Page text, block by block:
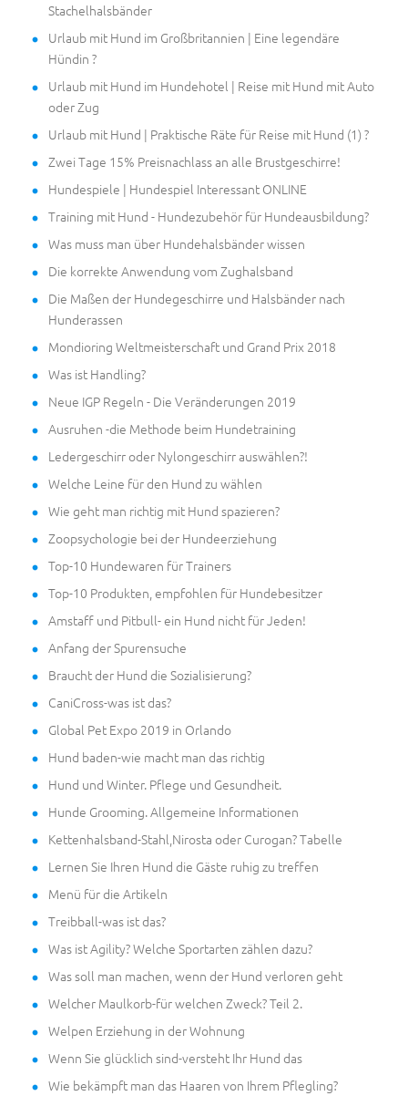
Stachelhalsbänder
Urlaub mit Hund im Großbritannien | Eine legendäre
Hündin ?
Urlaub mit Hund im Hundehotel | Reise mit Hund mit Auto
oder Zug
Urlaub mit Hund | Praktische Räte für Reise mit Hund (1) ?
Zwei Tage 15% Preisnachlass an alle Brustgeschirre!
Hundespiele | Hundespiel Interessant ONLINE
Training mit Hund - Hundezubehör für Hundeausbildung?
Was muss man über Hundehalsbänder wissen
Die korrekte Anwendung vom Zughalsband
Die Maßen der Hundegeschirre und Halsbänder nach
Hunderassen
Mondioring Weltmeisterschaft und Grand Prix 2018
Was ist Handling?
Neue IGP Regeln - Die Veränderungen 2019
Ausruhen -die Methode beim Hundetraining
Ledergeschirr oder Nylongeschirr auswählen?!
Welche Leine für den Hund zu wählen
Wie geht man richtig mit Hund spazieren?
Zoopsychologie bei der Hundeerziehung
Top-10 Hundewaren für Trainers
Top-10 Produkten, empfohlen für Hundebesitzer
Amstaff und Pitbull- ein Hund nicht für Jeden!
Anfang der Spurensuche
Braucht der Hund die Sozialisierung?
CaniCross-was ist das?
Global Pet Expo 2019 in Orlando
Hund baden-wie macht man das richtig
Hund und Winter. Pflege und Gesundheit.
Hunde Grooming. Allgemeine Informationen
Kettenhalsband-Stahl,Nirosta oder Curogan? Tabelle
Lernen Sie Ihren Hund die Gäste ruhig zu treffen
Menü für die Artikeln
Treibball-was ist das?
Was ist Agility? Welche Sportarten zählen dazu?
Was soll man machen, wenn der Hund verloren geht
Welcher Maulkorb-für welchen Zweck? Teil 2.
Welpen Erziehung in der Wohnung
Wenn Sie glücklich sind-versteht Ihr Hund das
Wie bekämpft man das Haaren von Ihrem Pflegling?